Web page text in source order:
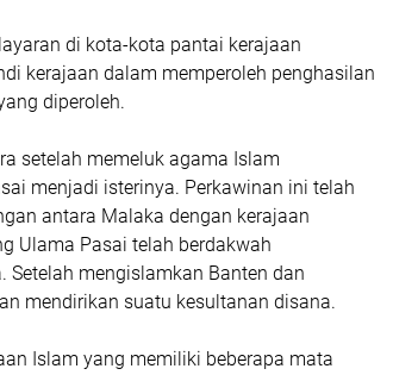
di kota-kota pantai kerajaan
kerajaan dalam memperoleh penghasilan
diperoleh.
setelah memeluk agama Islam
menjadi isterinya. Perkawinan ini telah
antara Malaka dengan kerajaan
Ulama Pasai telah berdakwah
Setelah mengislamkan Banten dan
mendirikan suatu kesultanan disana.
Islam yang memiliki beberapa mata